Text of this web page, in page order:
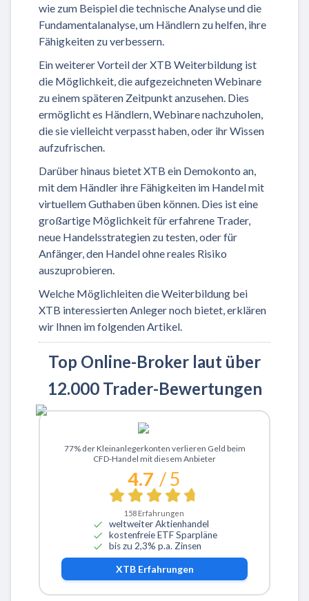
wie zum Beispiel die technische Analyse und die
Fundamentalanalyse, um Händlern zu helfen, ihre
Fähigkeiten zu verbessern.
Ein weiterer Vorteil der XTB Weiterbildung ist
die Möglichkeit, die aufgezeichneten Webinare
zu einem späteren Zeitpunkt anzusehen. Dies
ermöglicht es Händlern, Webinare nachzuholen,
die sie vielleicht verpasst haben, oder ihr Wissen
aufzufrischen.
Darüber hinaus bietet XTB ein Demokonto an,
mit dem Händler ihre Fähigkeiten im Handel mit
virtuellem Guthaben üben können. Dies ist eine
großartige Möglichkeit für erfahrene Trader,
neue Handelsstrategien zu testen, oder für
Anfänger, den Handel ohne reales Risiko
auszuprobieren.
Welche Möglichleiten die Weiterbildung bei
XTB interessierten Anleger noch bietet, erklären
wir Ihnen im folgenden Artikel.
Top Online-Broker laut über
12.000 Trader-Bewertungen
Zu XTB
77% der Kleinanlegerkonten verlieren Geld beim
CFD-Handel mit diesem Anbieter
4.7 / 5
158 Erfahrungen
weltweiter Aktienhandel
kostenfreie ETF Sparpläne
bis zu 2,3% p.a. Zinsen
XTBErfahrungen